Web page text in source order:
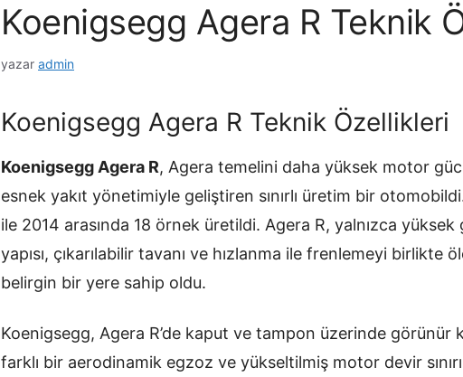
Koenigsegg Agera R Teknik
yazar admin
Koenigsegg Agera R Teknik Özellikleri
Koenigsegg Agera R, Agera temelini daha yüksek motor
esnek yakıt yönetimiyle geliştiren sınırlı üretim bir
ile 2014 arasında 18 örnek üretildi. Agera R, yalnızca yüksek
yapısı, çıkarılabilir tavanı ve hızlanma ile frenlemeyi
belirgin bir yere sahip oldu.
Koenigsegg, Agera R’de kaput ve tampon üzerinde görünür
farklı bir aerodinamik egzoz ve yükseltilmiş motor devir